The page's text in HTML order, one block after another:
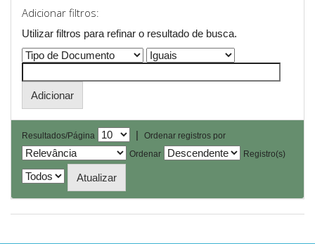
Adicionar filtros:
Utilizar filtros para refinar o resultado de busca.
Resultados/Página |
Ordenar registros por
Ordenar
Registro(s)